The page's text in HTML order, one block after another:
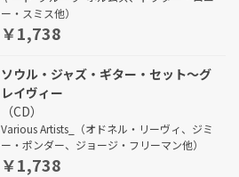
ー・スミス他）
￥1,738
ソウル・ジャズ・ギター・セット～グ
レイヴィー
（CD）
Various Artists_（オドネル・リーヴィ、ジミ
ー・ポンダー、ジョージ・フリーマン他）
￥1,738